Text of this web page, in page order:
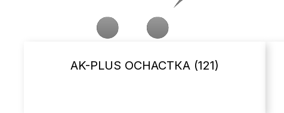
AK-PLUS ОСНАСТКА (121)